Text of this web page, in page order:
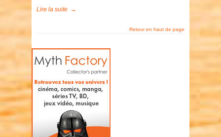
Lire la suite →
Retour en haut de page